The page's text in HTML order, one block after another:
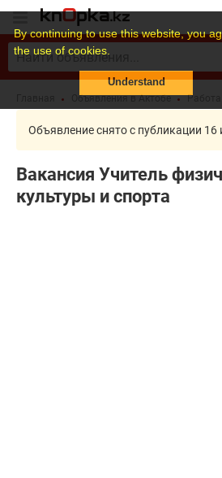
By continuing to use this website, you
the use of cookies.
Understand
Объявления в Актобе Работа
Объявление снято с публикации 16
Вакансия Учитель
культуры и спорта